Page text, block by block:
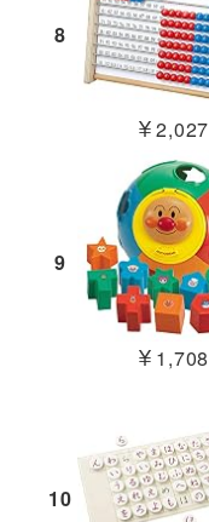
8
￥2,027
9
￥1,708
10